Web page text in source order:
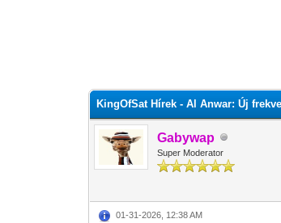
KingOfSat Hírek - Al Anwar: Új
Gabywap
Super Moderator
01-31-2026, 12:38 AM